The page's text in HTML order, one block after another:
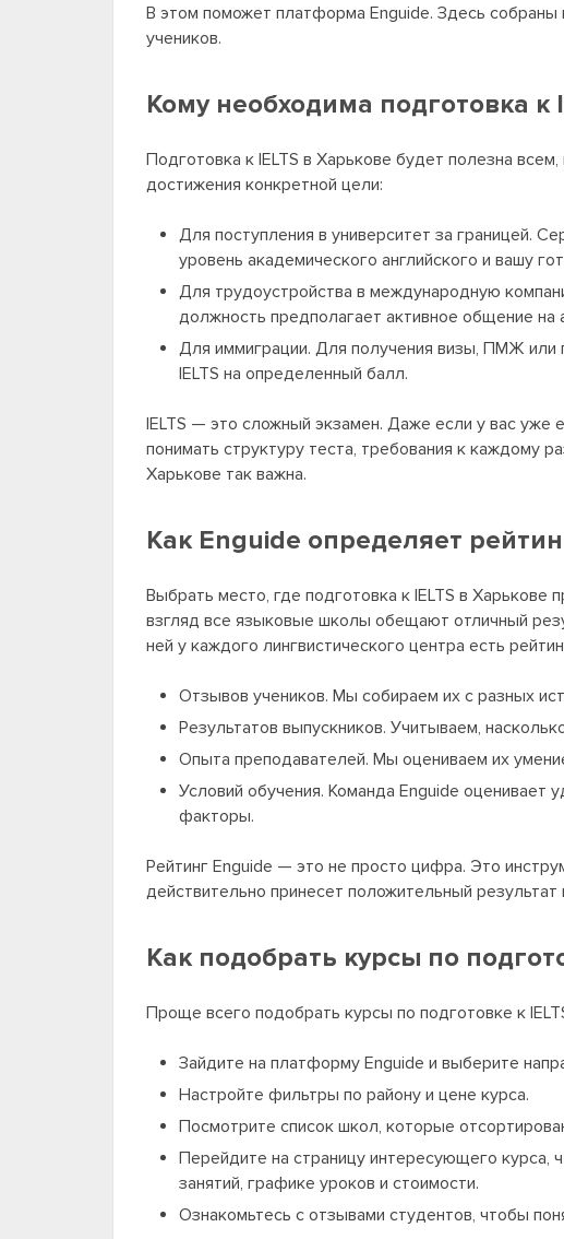
В этом поможет платформа Enguide. Здесь
учеников.
Кому необходима подготовка к
Подготовка к IELTS в Харькове будет полезна
достижения конкретной цели:
Для поступления в университет за границей.
уровень академического английского и вашу
Для трудоустройства в международную
должность предполагает активное общение на
Для иммиграции. Для получения визы, ПМЖ или
IELTS на определенный балл.
IELTS — это сложный экзамен. Даже если у вас уже
понимать структуру теста, требования к каждому
Харькове так важна.
Как Enguide определяет
Выбрать место, где подготовка к IELTS в
взгляд все языковые школы обещают отличный
ней у каждого лингвистического центра есть
Отзывов учеников. Мы собираем их с разных
Результатов выпускников. Учитываем,
Опыта преподавателей. Мы оцениваем их
Условий обучения. Команда Enguide
факторы.
Рейтинг Enguide — это не просто цифра. Это
действительно принесет положительный
Как подобрать курсы по
Проще всего подобрать курсы по подготовке к
Зайдите на платформу Enguide и выберите
Настройте фильтры по району и цене курса.
Посмотрите список школ, которые
Перейдите на страницу интересующего курса,
занятий, графике уроков и стоимости.
Ознакомьтесь с отзывами студентов, чтобы